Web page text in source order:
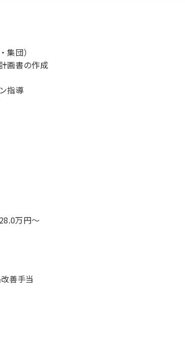
集団）
画書の作成
指導
万円〜
善手当